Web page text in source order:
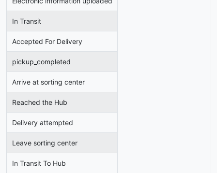
In Transit
Accepted For Delivery
pickup_completed
Arrive at sorting center
Reached the Hub
Delivery attempted
Leave sorting center
In Transit To Hub